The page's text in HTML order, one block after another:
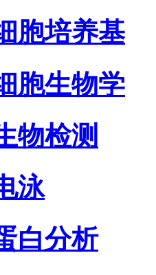
胞培养基
胞生物学
物检测
泳
白分析